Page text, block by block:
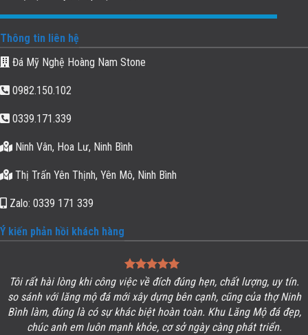
Thông tin liên hệ
Đá Mỹ Nghệ Hoàng Nam Stone
0982.150.102
0339.171.339
Ninh Vân, Hoa Lư, Ninh Bình
Thị Trấn Yên Thịnh, Yên Mô, Ninh Bình
Zalo: 0339 171 339
Ý kiến phản hồi khách hàng
Tôi rất hài lòng khi công việc về đích đúng hẹn, chất lượng, uy tín.
so sánh với lăng mộ đá mới xây dựng bên cạnh, cũng của thợ Ninh
Bình làm, đúng là có sự khác biệt hoàn toàn. Khu Lăng Mộ đáđẹp,
chúc anh em luôn mạnh khỏe, cơ sở ngày càng phát triển.